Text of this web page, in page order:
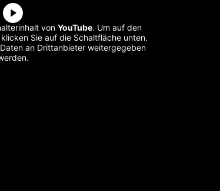
von YouTube. Um auf den
Sie auf die Schaltfläche unten.
an Drittanbieter weitergegeben